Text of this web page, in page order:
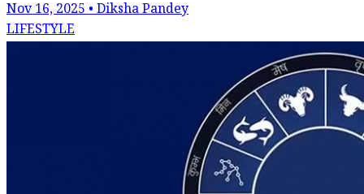
Nov 16, 2025 • Diksha Pandey
LIFESTYLE